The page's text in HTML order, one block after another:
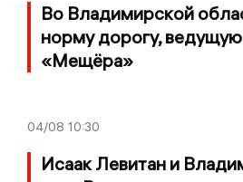
Во Владимирской
норму дорогу, ведущую
«Мещёра»
04/08 10:30
Исаак Левитан и